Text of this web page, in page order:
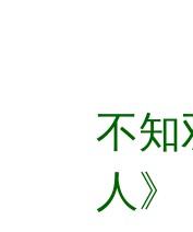
不知
人》